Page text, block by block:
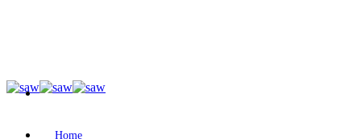
Home